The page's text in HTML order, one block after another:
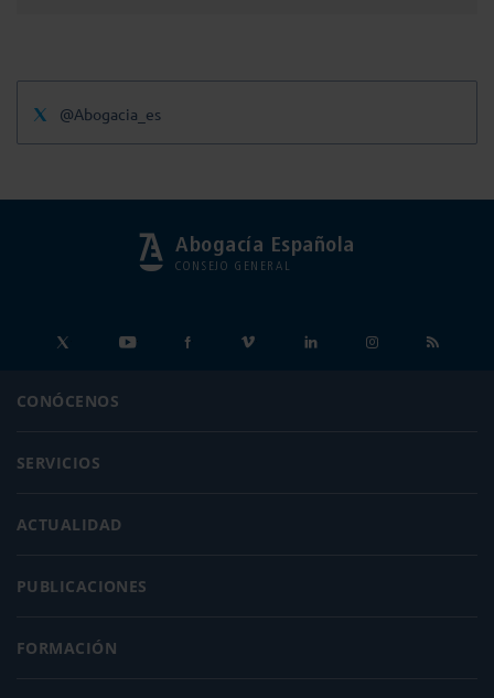
@Abogacia_es
Abogacía Española
CONSEJO GENERAL
CONÓCENOS
SERVICIOS
ACTUALIDAD
PUBLICACIONES
FORMACIÓN